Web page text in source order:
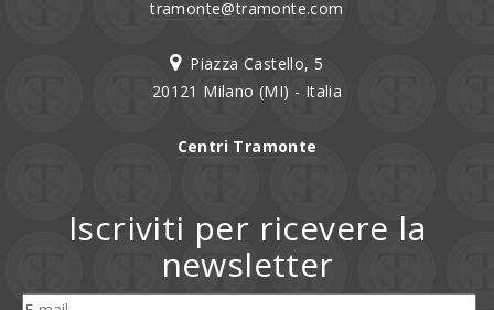
tramonte@tramonte.com
Piazza Castello, 5
20121 Milano (MI) - Italia
Centri Tramonte
Iscriviti per ricevere la
newsletter